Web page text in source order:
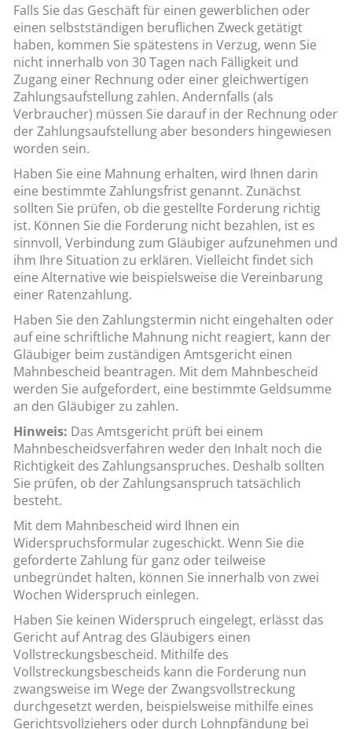
Falls Sie das Geschäft für einen gewerblichen oder
einen selbstständigen beruflichen Zweck getätigt
haben, kommen Sie spätestens in Verzug, wenn Sie
nicht innerhalb von 30 Tagen nach Fälligkeit und
Zugang einer Rechnung oder einer gleichwertigen
Zahlungsaufstellung zahlen. Andernfalls (als
Verbraucher) müssen Sie darauf in der Rechnung oder
der Zahlungsaufstellung aber besonders hingewiesen
worden sein.
Haben Sie eine Mahnung erhalten, wird Ihnen darin
eine bestimmte Zahlungsfrist genannt. Zunächst
sollten Sie prüfen, ob die gestellte Forderung richtig
ist. Können Sie die Forderung nicht bezahlen, ist es
sinnvoll, Verbindung zum Gläubiger aufzunehmen und
ihm Ihre Situation zu erklären. Vielleicht findet sich
eine Alternative wie beispielsweise die Vereinbarung
einer Ratenzahlung.
Haben Sie den Zahlungstermin nicht eingehalten oder
auf eine schriftliche Mahnung nicht reagiert, kann der
Gläubiger beim zuständigen Amtsgericht einen
Mahnbescheid beantragen. Mit dem Mahnbescheid
werden Sie aufgefordert, eine bestimmte Geldsumme
an den Gläubiger zu zahlen.
Hinweis: Das Amtsgericht prüft bei einem
Mahnbescheidsverfahren weder den Inhalt noch die
Richtigkeit des Zahlungsanspruches. Deshalb sollten
Sie prüfen, ob der Zahlungsanspruch tatsächlich
besteht.
Mit dem Mahnbescheid wird Ihnen ein
Widerspruchsformular zugeschickt. Wenn Sie die
geforderte Zahlung für ganz oder teilweise
unbegründet halten, können Sie innerhalb von zwei
Wochen Widerspruch einlegen.
Haben Sie keinen Widerspruch eingelegt, erlässt das
Gericht auf Antrag des Gläubigers einen
Vollstreckungsbescheid. Mithilfe des
Vollstreckungsbescheids kann die Forderung nun
zwangsweise im Wege der Zwangsvollstreckung
durchgesetzt werden, beispielsweise mithilfe eines
Gerichtsvollziehers oder durch Lohnpfändung bei